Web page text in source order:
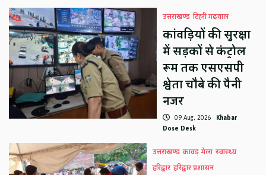
उत्तराखण्ड टिहरी गढ़वाल
कांवड़ियों की सुरक्षा
में सड़कों से कंट्रोल
रूम तक एसएसपी
श्वेता चौबे की पैनी
नजर
09 Aug, 2026 Khabar
Dose Desk
उत्तराखण्ड कावड़ मेला स्वास्थ्य
हरिद्वार हरिद्वार प्रशासन